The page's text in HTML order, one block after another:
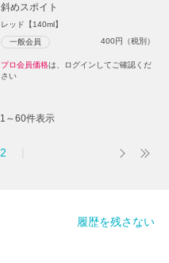
斜めスポイト
レッド【140ml】
一般会員 400円（税別）
プロ会員価格は、ログインしてご確認くだ
さい
1～60件表示
2
履歴を残さない